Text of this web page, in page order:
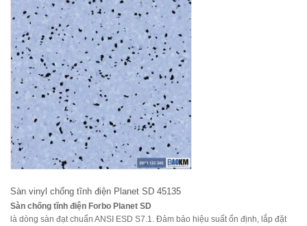
Sàn vinyl chống tĩnh điện Planet SD 45135
Sàn chống tĩnh điện Forbo Planet SD
là dòng sàn đạt chuẩn ANSI ESD S7.1. Đảm bảo hiệu suất ổn định, lắp đặt